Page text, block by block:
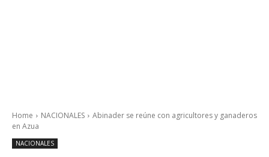
Home NACIONALES
Abinader se reúne con agricultores y ganaderos
en Azua
NACIONALES